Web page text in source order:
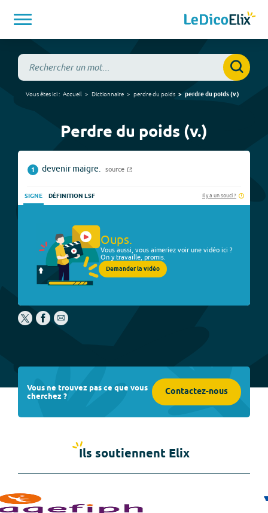
Vous êtes ici : Accueil Dictionnaire perdre du poids perdre du poids(v.)
Perdre du poids (v.)
1 devenir maigre. source
SIGNE DÉFINITION LSF Il y a un souci ?
Oups.
Vous aussi, vous aimeriez voir une vidéo ici ?
On y travaille, promis.
Demander la vidéo
Vous ne trouvez pas ce que vous
cherchez ? Contactez-nous
Ils soutiennent Elix